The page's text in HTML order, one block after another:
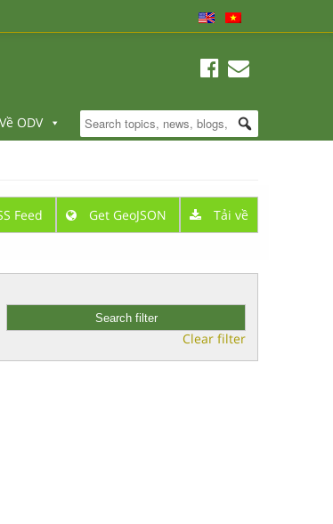
Về ODV
Feed Get GeoJSON Tải về
Clear filter